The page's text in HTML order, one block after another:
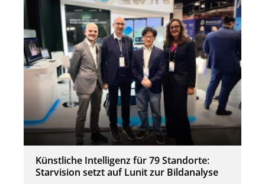
Künstliche Intelligenz für 79 Standorte:
Starvision setzt auf Lunit zur Bildanalyse